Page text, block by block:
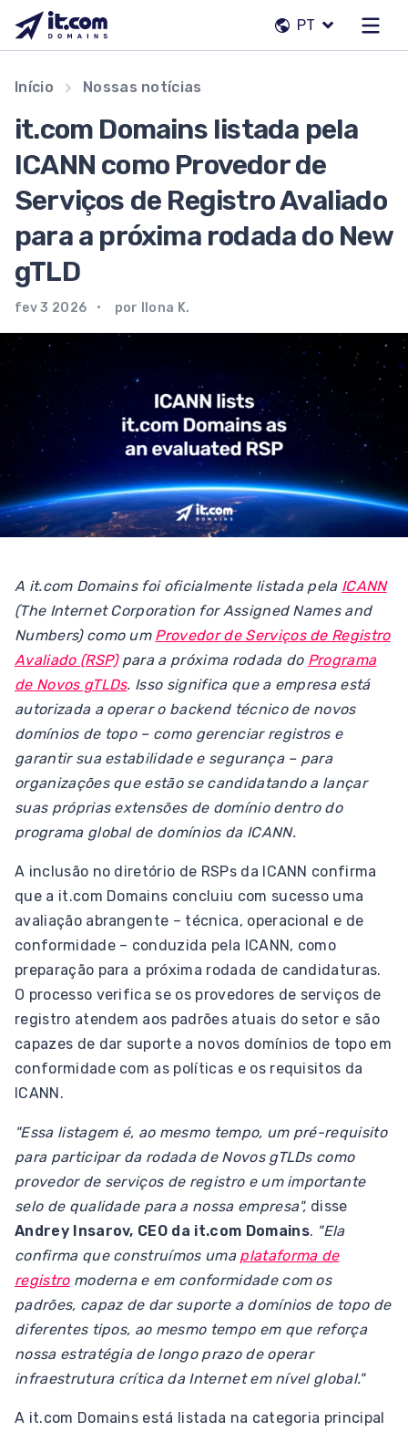
para
o
PT
Nossa equipe
Contatos
Registradores
PT
Início Nossas notícias
it.com Domains listada pela
ICANN como Provedor de
Serviços de Registro Avaliado
para a próxima rodada do New
gTLD
fev 3 2026 por Ilona K.
A it.com Domains foi oficialmente listada pela ICANN
(The Internet Corporation for Assigned Names and
Numbers) como um Provedor de Serviços de Registro
Avaliado (RSP)para a próxima rodada do Programa
de Novos gTLDs. Isso significa que a empresa está
autorizada a operar o backend técnico de novos
domínios de topo – como gerenciar registros e
garantir sua estabilidade e segurança – para
organizações que estão se candidatando a lançar
suas próprias extensões de domínio dentro do
programa global de domínios da ICANN.
A inclusão no diretório de RSPs da ICANN confirma
que a it.com Domains concluiu com sucesso uma
avaliação abrangente – técnica, operacional e de
conformidade – conduzida pela ICANN, como
preparação para a próxima rodada de candidaturas.
O processo verifica se os provedores de serviços de
registro atendem aos padrões atuais do setor e são
capazes de dar suporte a novos domínios de topo em
conformidade com as políticas e os requisitos da
ICANN.
"Essa listagem é, ao mesmo tempo, um pré-requisito
para participar da rodada de Novos gTLDs como
provedor de serviços de registro e um importante
selo de qualidade para a nossa empresa", disse
Andrey Insarov, CEO da it.com Domains. "Ela
confirma que construímos uma plataforma de
registromoderna e em conformidade com os
padrões, capaz de dar suporte a domínios de topo de
diferentes tipos, ao mesmo tempo em que reforça
nossa estratégia de longo prazo de operar
infraestrutura crítica da Internet em nível global."
A it.com Domains está listada na categoria principal